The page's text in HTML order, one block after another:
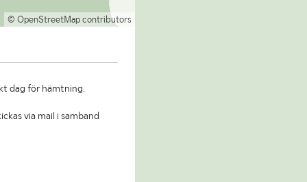
© OpenStreetMap contributors
dag för hämtning.
via mail i samband